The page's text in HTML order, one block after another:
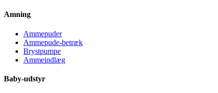
Amning
Ammepuder
Ammepude-betræk
Brystpumpe
Ammeindlæg
Baby-udstyr